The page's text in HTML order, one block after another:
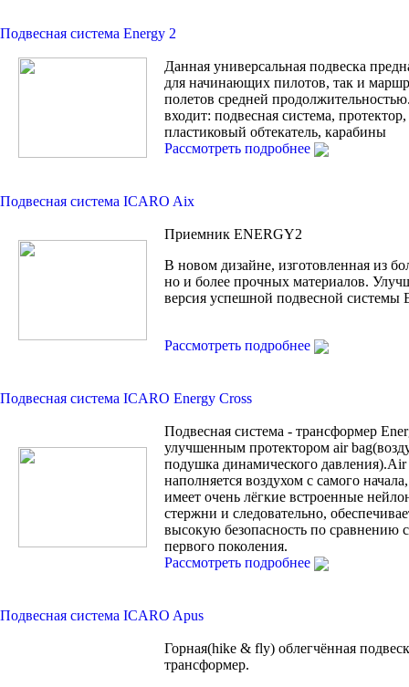
Подвесная система Energy 2
Данная универсальная подвеска
для начинающих пилотов, так и
полетов средней
входит: подвесная система,
пластиковый обтекатель, карабины
Рассмотреть подробнее
Подвесная система ICARO Aix
Приемник ENERGY2
В новом дизайне, изготовленная из
но и более прочных материалов.
версия успешной подвесной системы
Рассмотреть подробнее
Подвесная система ICARO Energy Cross
Подвесная система - трансформер
улучшенным протектором air
подушка динамического давления).Air
наполняется воздухом с самого
имеет очень лёгкие встроенные
стержни и следовательно,
высокую безопасность по сравнению
первого поколения.
Рассмотреть подробнее
Подвесная система ICARO Apus
Горная(hike & fly) облегчённая
трансформер.